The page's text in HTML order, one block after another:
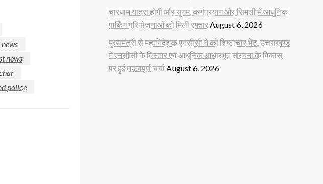
news
police
चारधाम यात्रा होगी और सुगम, कर्णप्रयाग और सिमली में आधुनिक
पार्किंग परियोजनाओं को मिली रफ्तारAugust 6, 2026
मुख्यमंत्री से महानिदेशक एनसीसी ने की शिष्टाचार भेंट, उत्तराखण्ड
में एनसीसी के विस्तार एवं आधुनिक आधारभूत संरचना के विकास
पर हुई महत्वपूर्ण चर्चाAugust 6, 2026